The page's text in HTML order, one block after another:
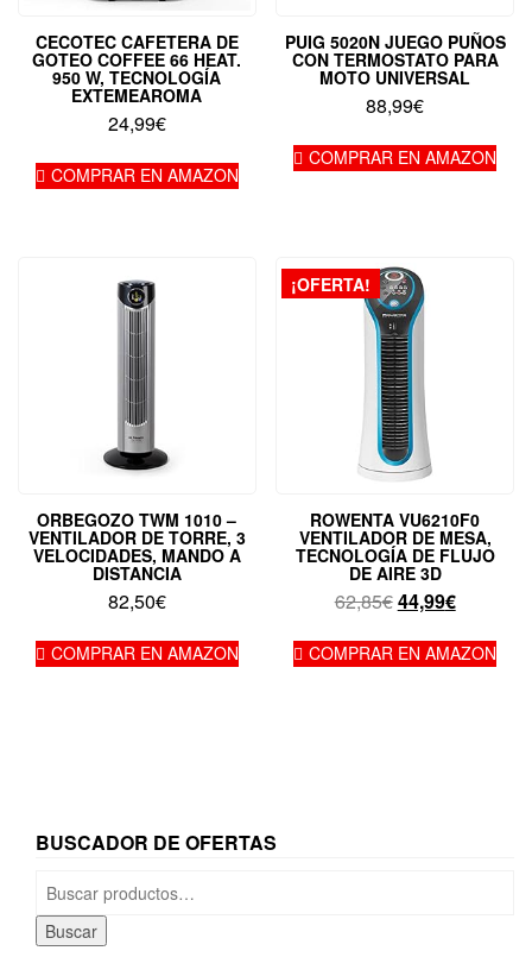
CECOTEC CAFETERA DE
GOTEO COFFEE 66 HEAT.
950 W, TECNOLOGÍA
EXTEMEAROMA
24,99€
COMPRAR EN AMAZON
PUIG 5020N JUEGO PUÑOS
CON TERMOSTATO PARA
MOTO UNIVERSAL
88,99€
COMPRAR EN AMAZON
ORBEGOZO TWM 1010 –
VENTILADOR DE TORRE, 3
VELOCIDADES, MANDO A
DISTANCIA
82,50€
COMPRAR EN AMAZON
¡OFERTA!
ROWENTA VU6210F0
VENTILADOR DE MESA,
TECNOLOGÍA DE FLUJO
DE AIRE 3D
62,85€El
original
44,99€El
actual
COMPRAR EN AMAZON
BUSCADOR DE OFERTAS
Buscar
por:
Buscar